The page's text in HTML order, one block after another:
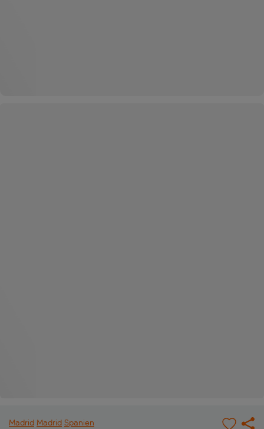
Madrid Madrid Spanien